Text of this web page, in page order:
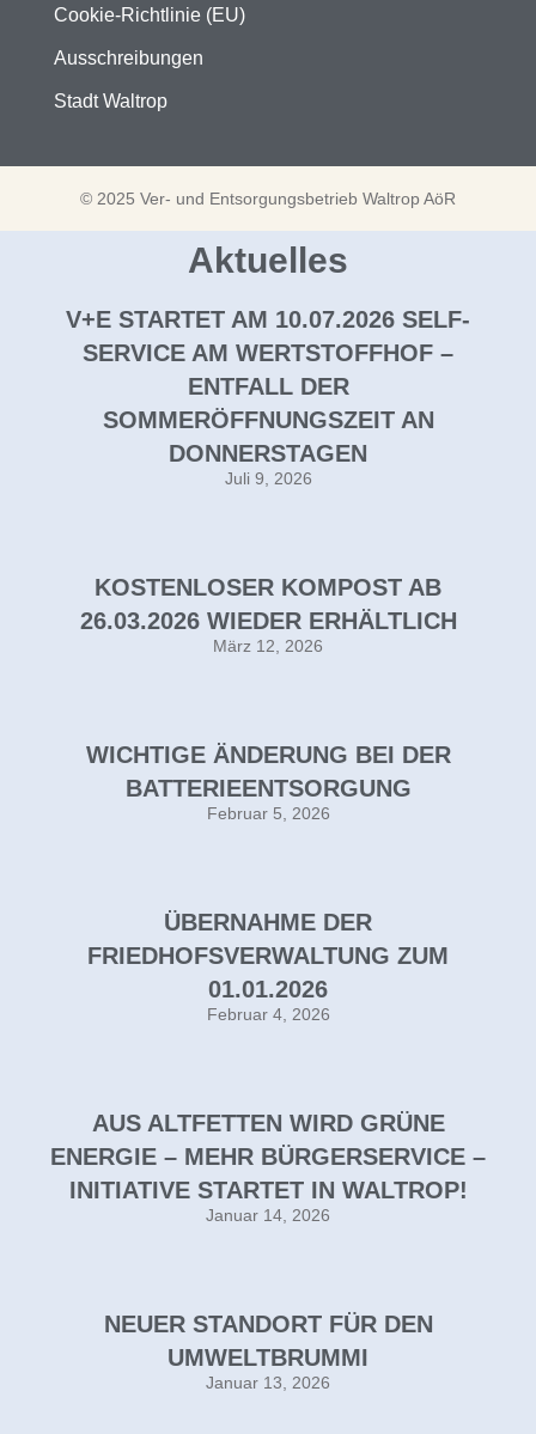
Cookie-Richtlinie (EU)
Ausschreibungen
Stadt Waltrop
© 2025 Ver- und Entsorgungsbetrieb Waltrop AöR
Aktuelles
V+E STARTET AM 10.07.2026 SELF-
SERVICE AM WERTSTOFFHOF –
ENTFALL DER
SOMMERÖFFNUNGSZEIT AN
DONNERSTAGEN
Juli 9, 2026
KOSTENLOSER KOMPOST AB
26.03.2026 WIEDER ERHÄLTLICH
März 12, 2026
WICHTIGE ÄNDERUNG BEI DER
BATTERIEENTSORGUNG
Februar 5, 2026
ÜBERNAHME DER
FRIEDHOFSVERWALTUNG ZUM
01.01.2026
Februar 4, 2026
AUS ALTFETTEN WIRD GRÜNE
ENERGIE – MEHR BÜRGERSERVICE –
INITIATIVE STARTET IN WALTROP!
Januar 14, 2026
NEUER STANDORT FÜR DEN
UMWELTBRUMMI
Januar 13, 2026